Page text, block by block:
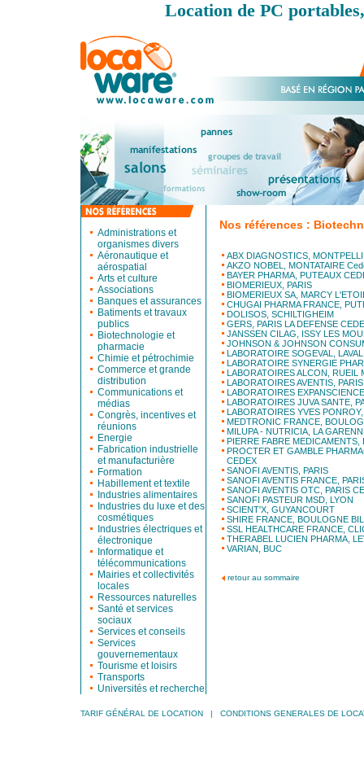
Location de PC
Administrations et
organismes divers
Aéronautique et
aérospatial
Arts et culture
Associations
Banques et assurances
Batiments et travaux
publics
Biotechnologie et
pharmacie
Chimie et pétrochimie
Commerce et grande
distribution
Communications et
médias
Congrès, incentives et
réunions
Energie
Fabrication industrielle
et manufacturière
Formation
Habillement et textile
Industries alimentaires
Industries du luxe et des
cosmétiques
Industries électriques et
électronique
Informatique et
télécommunications
Mairies et collectivités
locales
Ressources naturelles
Santé et services
sociaux
Services et conseils
Services
gouvernementaux
Tourisme et loisirs
Transports
Universités et recherche
Nos références :
ABX DIAGNOSTICS,
AKZO NOBEL, MONTATAIRE
BAYER PHARMA, PUTEAUX
BIOMERIEUX, PARIS
BIOMERIEUX SA, MARCY
CHUGAI PHARMA FRANCE,
DOLISOS, SCHILTIGHEIM
GERS, PARIS LA DEFENSE
JANSSEN CILAG, ISSY LES
JOHNSON & JOHNSON
LABORATOIRE SOGEVAL,
LABORATOIRE SYNERGIE
LABORATOIRES ALCON, RUEIL
LABORATOIRES AVENTIS, PARIS
LABORATOIRES
LABORATOIRES JUVA SANTE,
LABORATOIRES YVES
MEDTRONIC FRANCE,
MILUPA - NUTRICIA, LA
PIERRE FABRE
PROCTER ET GAMBLE
CEDEX
SANOFI AVENTIS, PARIS
SANOFI AVENTIS FRANCE,
SANOFI AVENTIS OTC, PARIS
SANOFI PASTEUR MSD, LYON
SCIENT'X, GUYANCOURT
SHIRE FRANCE, BOULOGNE
SSL HEALTHCARE FRANCE,
THERABEL LUCIEN PHARMA,
VARIAN, BUC
retour au sommaire
TARIF GÉNÉRAL DE LOCATION| CONDITIONS GENERALES DE